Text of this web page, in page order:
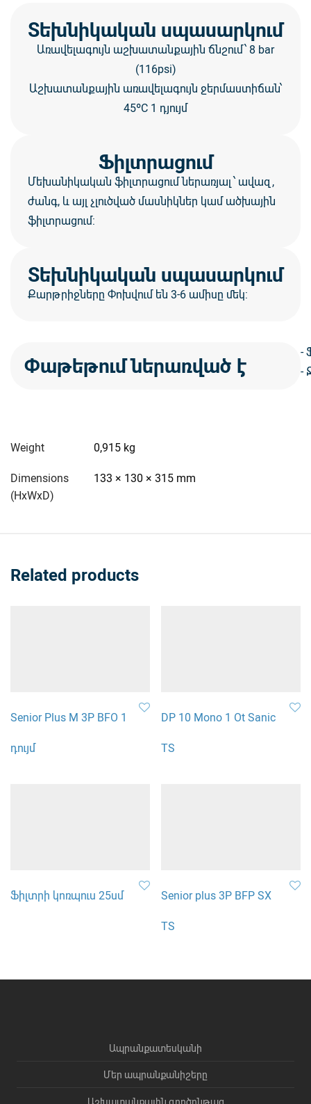
Տեխնիկական սպասարկում
Առավելագույն աշխատանքային ճնշում՝ 8 bar
(116psi)
Աշխատանքային առավելագույն ջերմաստիճան՝
45ºC 1 դյույմ
Ֆիլտրացում
Մեխանիկական ֆիլտրացում ներառյալ ՝ ավազ,
ժանգ, և այլ չլուծված մասնիկներ կամ ածխային
ֆիլտրացում:
Տեխնիկական սպասարկում
Քարթրիջները Փոխվում են 3-6 ամիսը մեկ:
Փաթեթում ներառված է
-
-
Weight 0,915 kg
Dimensions
(HxWxD)
133 × 130 × 315 mm
Related products
Senior Plus M 3P BFO 1
դույմ
DP 10 Mono 1 Ot Sanic
TS
Ֆիլտրի կոռպուս 25սմ Senior plus 3P BFP SX
TS
Ապրանքատեսկանի
Մեր ապրանքանիշերը
Աշխատանքային գործընթաց